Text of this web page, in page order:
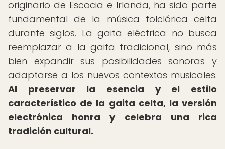
originario de Escocia e Irlanda, ha sido parte
fundamental de la música folclórica celta
durante siglos. La gaita eléctrica no busca
reemplazar a la gaita tradicional, sino más
bien expandir sus posibilidades sonoras y
adaptarse a los nuevos contextos musicales.
Al preservar la esencia y el estilo
característico de la gaita celta, la versión
electrónica honra y celebra una rica
tradición cultural.